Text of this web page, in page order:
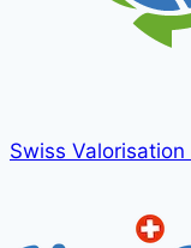
Swiss Valorisation